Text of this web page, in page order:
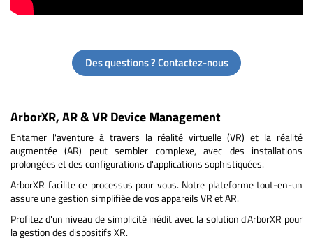
Des questions ? Contactez-nous
ArborXR, AR & VR Device Management
Entamer l'aventure à travers la réalité virtuelle (VR) et la réalité
augmentée (AR) peut sembler complexe, avec des installations
prolongées et des configurations d'applications sophistiquées.
ArborXR facilite ce processus pour vous. Notre plateforme tout-en-un
assure une gestion simplifiée de vos appareils VR et AR.
Profitez d'un niveau de simplicité inédit avec la solution d'ArborXR pour
la gestion des dispositifs XR.